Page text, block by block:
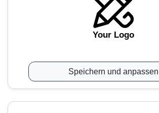
Your Logo
Speichern und anpassen